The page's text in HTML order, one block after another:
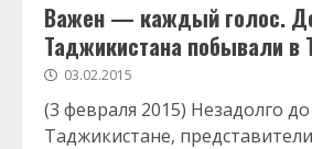
Важен — каждый голос.
Таджикистана побывали в
03.02.2015
(3 февраля 2015) Незадолго
Таджикистане,